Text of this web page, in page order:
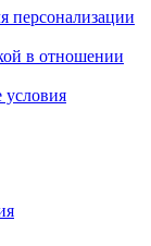
персонализации
в отношении